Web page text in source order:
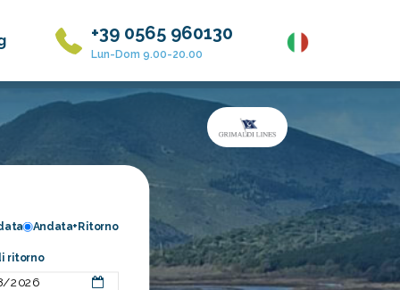
+39 0565 960130
Lun-Dom 9.00-20.00
Andata+Ritorno
ritorno